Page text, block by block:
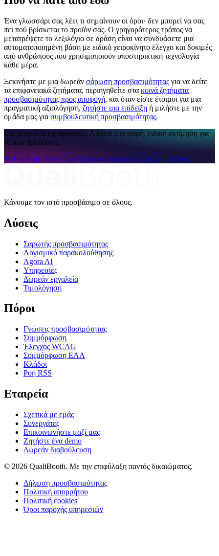
Ένα γλωσσάρι σας λέει τι σημαίνουν οι όροι· δεν μπορεί να σας
πει πού βρίσκεται το προϊόν σας. Ο γρηγορότερος τρόπος να
μετατρέψετε το λεξιλόγιο σε δράση είναι να συνδυάσετε μια
αυτοματοποιημένη βάση με ειδικό χειροκίνητο έλεγχο και δοκιμές
από ανθρώπους που χρησιμοποιούν υποστηρικτική τεχνολογία
κάθε μέρα.
Ξεκινήστε με μια δωρεάν σάρωση προσβασιμότητας για να δείτε
τα επιφανειακά ζητήματα, περιηγηθείτε στα κοινά ζητήματα
προσβασιμότητας προς αποφυγή, και όταν είστε έτοιμοι για μια
πραγματική αξιολόγηση, ζητήστε μια επίδειξη ή μιλήστε με την
ομάδα μας για συμβουλευτική προσβασιμότητας.
Σας μπερδεύει η ορολογία; Λάβετε μια σαφή, ειδική εκτίμηση για
το πού βρίσκεστε.
Μιλήστε με έναν ειδικό Δωρεάν σάρωση προσβασιμότητας
Κάνουμε τον ιστό προσβάσιμο σε όλους.
Λύσεις
Σαρωτής προσβασιμότητας
Λογισμικό παρακολούθησης
Agora AI
Υπηρεσίες
Δωρεάν εργαλεία
Τιμολόγηση
Πόροι
Γνώσεις προσβασιμότητας
Συμμόρφωση
Έλεγχος WCAG
Συμμόρφωση EAA
Κλάδοι
Ροή RSS
Εταιρεία
Σχετικά με εμάς
Συνεργάτες
Επικοινωνήστε μαζί μας
Ζητήστε ένα demo
Δωρεάν διαβούλευση
© 2026 QualiBooth. Με την επιφύλαξη παντός δικαιώματος.
Δήλωση προσβασιμότητας
Πολιτική απορρήτου
Πολιτική cookies
Όροι παροχής υπηρεσιών